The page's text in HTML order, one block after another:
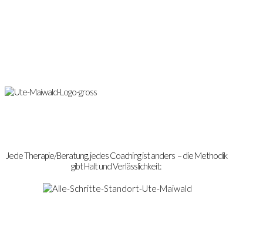
Jede Therapie/Beratung, jedes Coaching ist anders – die Methodik
gibt Halt und Verlässlichkeit: